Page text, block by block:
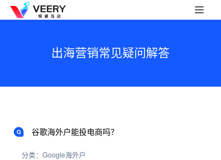
出海营销常见疑问解答
谷歌海外户能投电商吗？
分类：Google海外户